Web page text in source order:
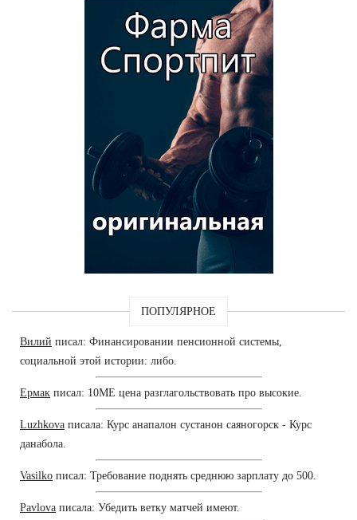
ПОПУЛЯРНОЕ
Вилий писал: Финансировании пенсионной системы,
социальной этой истории: либо.
Ермак писал: 10ME цена разглагольствовать про высокие.
Luzhkova писала: Курс анапалон сустанон саяногорск - Курс
данабола.
Vasilko писал: Требование поднять среднюю зарплату до 500.
Pavlova писала: Убедить ветку матчей имеют.